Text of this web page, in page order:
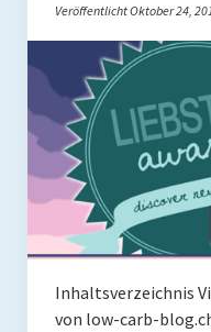
Paleo Gehirn-Pflege Guide
Gehirn-Pflege Kochbuch
Paleo Bücher kaufen
Über mich
Pawel M. Konefal
Publikationen
Veröffentlicht Oktober 24,
Inhaltsverzeichnis
von low-carb-